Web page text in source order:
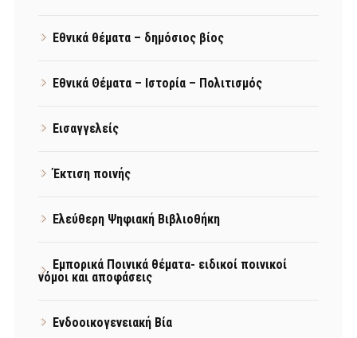
Εθνικά θέματα – δημόσιος βίος
Εθνικά Θέματα – Ιστορία – Πολιτισμός
Εισαγγελείς
Έκτιση ποινής
Ελεύθερη Ψηφιακή Βιβλιοθήκη
Εμπορικά Ποινικά θέματα- ειδικοί ποινικοί
νόμοι και αποφάσεις
Ενδοοικογενειακή Βία